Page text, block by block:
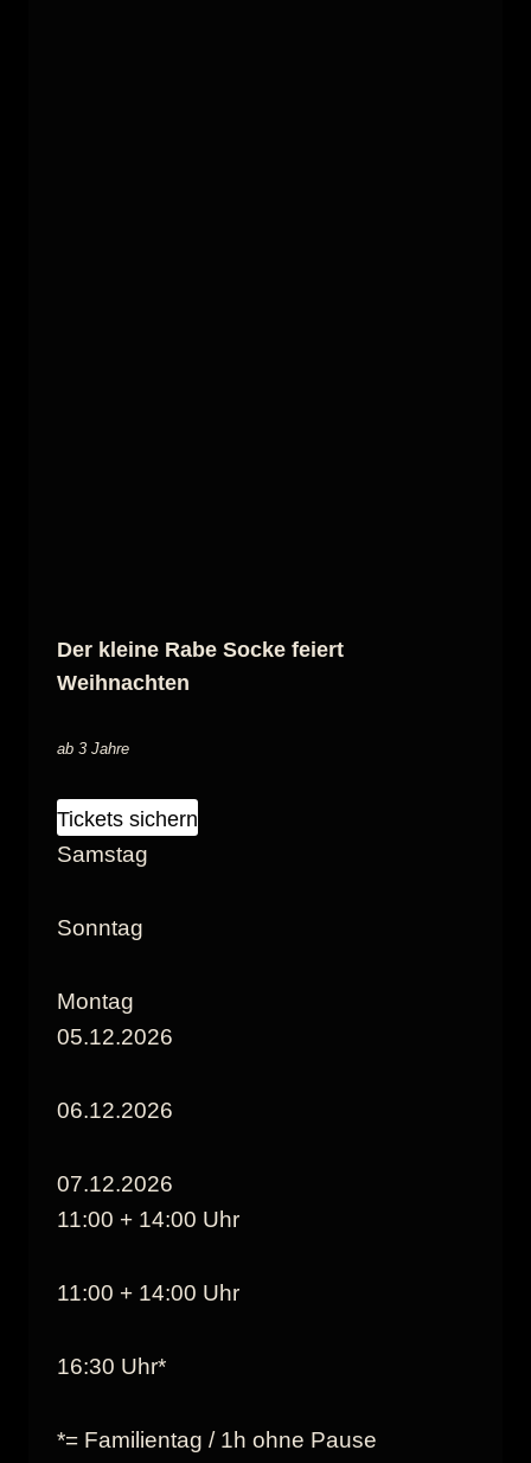
Der kleine Rabe Socke feiert
Weihnachten
ab 3 Jahre
Tickets sichern
Samstag
Sonntag
Montag
05.12.2026
06.12.2026
07.12.2026
11:00 + 14:00 Uhr
11:00 + 14:00 Uhr
16:30 Uhr*
*= Familientag / 1h ohne Pause